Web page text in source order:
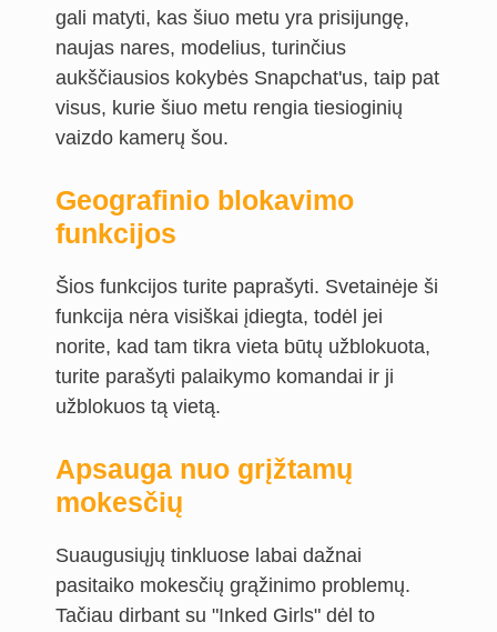
gali matyti, kas šiuo metu yra prisijungę,
naujas nares, modelius, turinčius
aukščiausios kokybės Snapchat'us, taip pat
visus, kurie šiuo metu rengia tiesioginių
vaizdo kamerų šou.
Geografinio blokavimo
funkcijos
Šios funkcijos turite paprašyti. Svetainėje ši
funkcija nėra visiškai įdiegta, todėl jei
norite, kad tam tikra vieta būtų užblokuota,
turite parašyti palaikymo komandai ir ji
užblokuos tą vietą.
Apsauga nuo grįžtamų
mokesčių
Suaugusiųjų tinkluose labai dažnai
pasitaiko mokesčių grąžinimo problemų.
Tačiau dirbant su "Inked Girls" dėl to